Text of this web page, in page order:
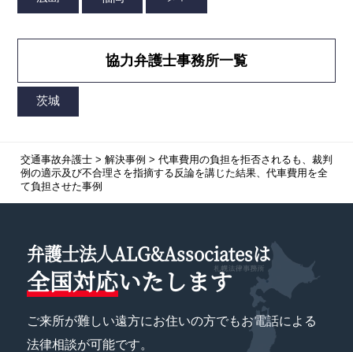
協力弁護士事務所一覧
交通事故弁護士> 解決事例 > 代車費用の負担を拒否されるも、裁判
例の適示及び不合理さを指摘する反論を講じた結果、代車費用を全
て負担させた事例
弁護士法人ALG&Associatesは
全国対応いたします
ご来所が難しい遠方にお住いの方でもお電話による
法律相談が可能です。